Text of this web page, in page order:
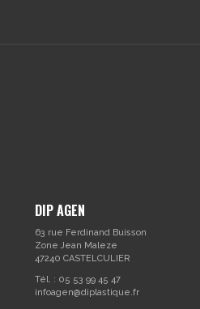
DIP AGEN
63 rue Ferdinand Buisson
Zone Jean Maleze
47240 CASTELCULIER
Tél. : 05 53 99 45 47
infoagen@diplastique.fr